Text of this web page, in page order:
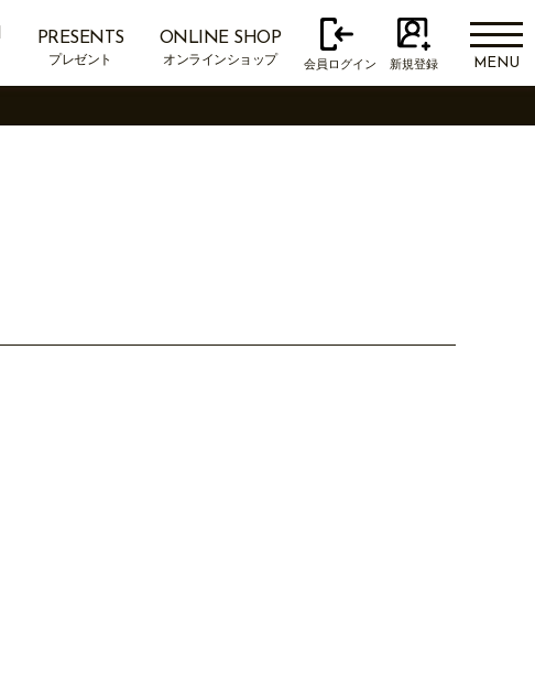
PRESENTS
プレゼント
ONLINE SHOP
オンラインショップ 会員ログイン 新規登録 MENU